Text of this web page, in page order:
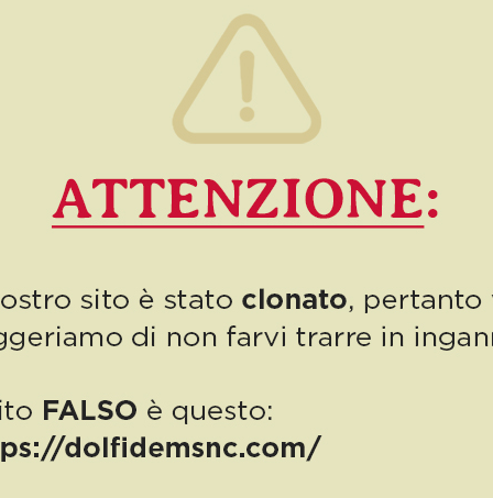
Numero 16/2026: Buon compleanno
Cristina!